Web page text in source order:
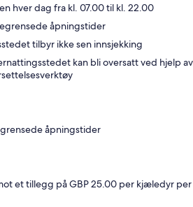
hver dag fra kl. 07.00 til kl. 22.00
åpningstider
tilbyr ikke sen innsjekking
kan bli oversatt ved hjelp av
åpningstider
et tillegg på GBP 25.00 per kjæledyr per